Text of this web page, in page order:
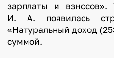
зарплаты и взносов».
И. А. появилась
«Натуральный доход
суммой.